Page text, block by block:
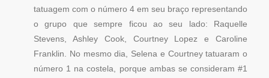
tatuagem com o número 4 em seu braço representando
o grupo que sempre ficou ao seu lado: Raquelle
Stevens, Ashley Cook, Courtney Lopez e Caroline
Franklin. No mesmo dia, Selena e Courtney tatuaram o
número 1 na costela, porque ambas se consideram #1